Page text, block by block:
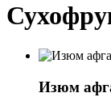
Изюм